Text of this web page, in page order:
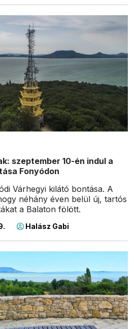
szeptember 10-én indul a
Fonyódon
Várhegyi kilátó bontása. A
néhány éven belül új, tartós
a Balaton fölött.
Halász Gabi